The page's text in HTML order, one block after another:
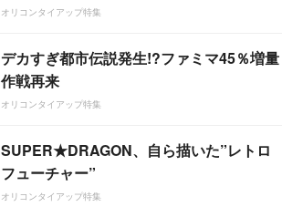
オリコンタイアップ特集
デカすぎ都市伝説発生!?ファミマ45％増量
作戦再来
オリコンタイアップ特集
SUPER★DRAGON、自ら描いた”レトロ
フューチャー”
オリコンタイアップ特集